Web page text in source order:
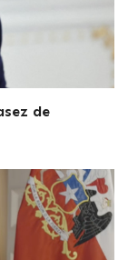
de